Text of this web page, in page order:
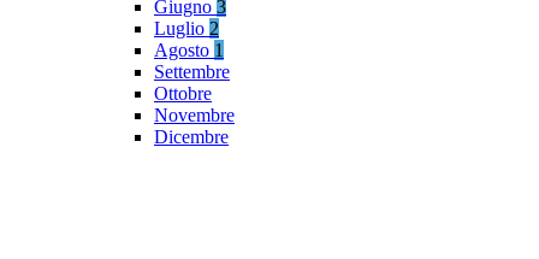
Giugno 3
Luglio 2
Agosto 1
Settembre
Ottobre
Novembre
Dicembre